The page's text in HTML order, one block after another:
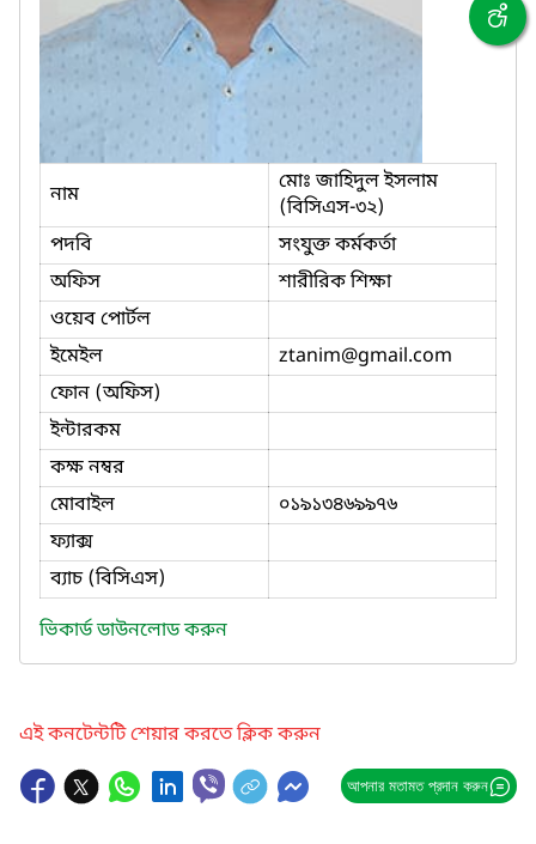
নাম
মোঃ জাহিদুল ইসলাম
(বিসিএস-৩২)
পদবি
সংযুক্ত কর্মকর্তা
অফিস
শারীরিক শিক্ষা
ওয়েব পোর্টল
ইমেইল
ztanim@gmail.com
ফোন (অফিস)
ইন্টারকম
কক্ষ নম্বর
মোবাইল
০১৯১৩৪৬৯৯৭৬
ফ্যাক্স
ব্যাচ (বিসিএস)
ভিকার্ড ডাউনলোড করুন
এই কনটেন্টটি শেয়ার করতে ক্লিক করুন
আপনার মতামত প্রদান করুন